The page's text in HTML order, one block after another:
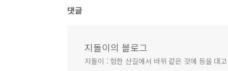
댓글
지돌이의 블로그
지돌이 : 험한 산길에서 바위 같은 것에 등을 대